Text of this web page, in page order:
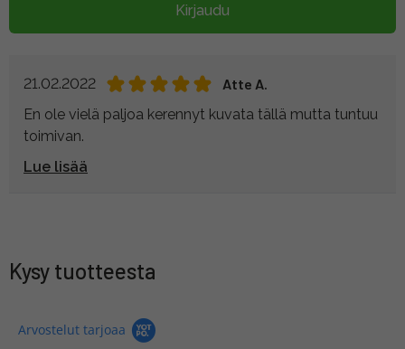
Kirjaudu
21.02.2022
Atte A.
En ole vielä paljoa kerennyt kuvata tällä mutta tuntuu
toimivan.
Lue lisää
Kysy tuotteesta
Arvostelut tarjoaa